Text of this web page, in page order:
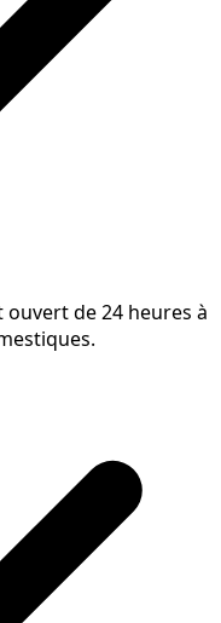
de 24 heures à